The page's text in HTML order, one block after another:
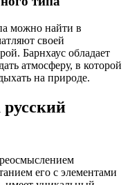
можно найти в
своей
Барнхаус обладает
атмосферу, в которой
на природе.
его с элементами